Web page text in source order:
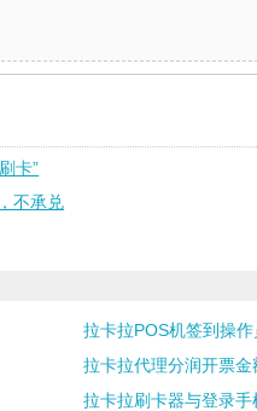
卡”
不承兑
拉卡拉POS机签到操
拉卡拉代理分润开票金
拉卡拉刷卡器与登录手